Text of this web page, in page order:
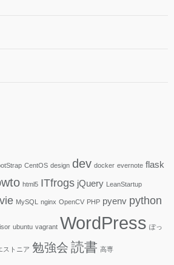
CentOS design dev docker evernote flask
html5 ITfrogs jQuery LeanStartup
MySQL nginx OpenCV PHP pyenv python
ubuntu vagrant WordPress ぽっ
ストニア 勉強会 読書 高専